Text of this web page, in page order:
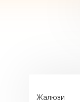
Жалюзи